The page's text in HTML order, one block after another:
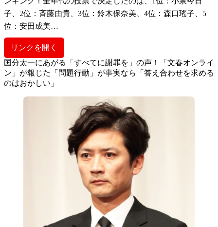
子、2位：斉藤由貴、3位：鈴木保奈美、4位：森口瑤子、5
位：安田成美…
リンクを開く
国分太一にあがる「すべてに謝罪を」の声！「文春オンライ
ン」が報じた「問題行動」が事実なら「答え合わせを求める
のはおかしい」